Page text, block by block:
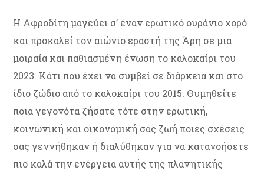
Η Αφροδίτη μαγεύει σ’ έναν ερωτικό ουράνιο χορό
και προκαλεί τον αιώνιο εραστή της Άρη σε μια
μοιραία και παθιασμένη ένωση το καλοκαίρι του
2023. Κάτι που έχει να συμβεί σε διάρκεια και στο
ίδιο ζώδιο από το καλοκαίρι του 2015. Θυμηθείτε
ποια γεγονότα ζήσατε τότε στην ερωτική,
κοινωνική και οικονομική σας ζωή ποιες σχέσεις
σας γεννήθηκαν ή διαλύθηκαν για να κατανοήσετε
πιο καλά την ενέργεια αυτής της πλανητικής